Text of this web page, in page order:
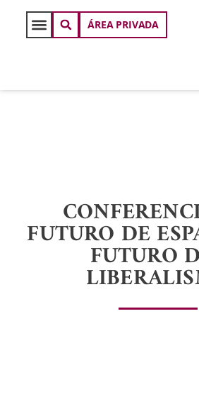
ÁREA PRIVADA
FUTURO DE
FUTURO